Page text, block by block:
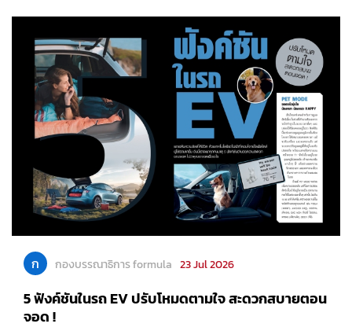
ก กองบรรณาธิการ formula 23 Jul 2026
5 ฟังค์ชันในรถ EV ปรับโหมดตามใจ สะดวกสบายตอน
จอด !